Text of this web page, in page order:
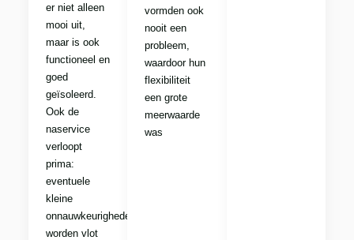
er niet alleen
mooi uit,
maar is ook
functioneel en
goed
geïsoleerd.
Ook de
naservice
verloopt
prima:
eventuele
kleine
onnauwkeurigheden
worden vlot
vormden ook
nooit een
probleem,
waardoor hun
flexibiliteit
een grote
meerwaarde
was